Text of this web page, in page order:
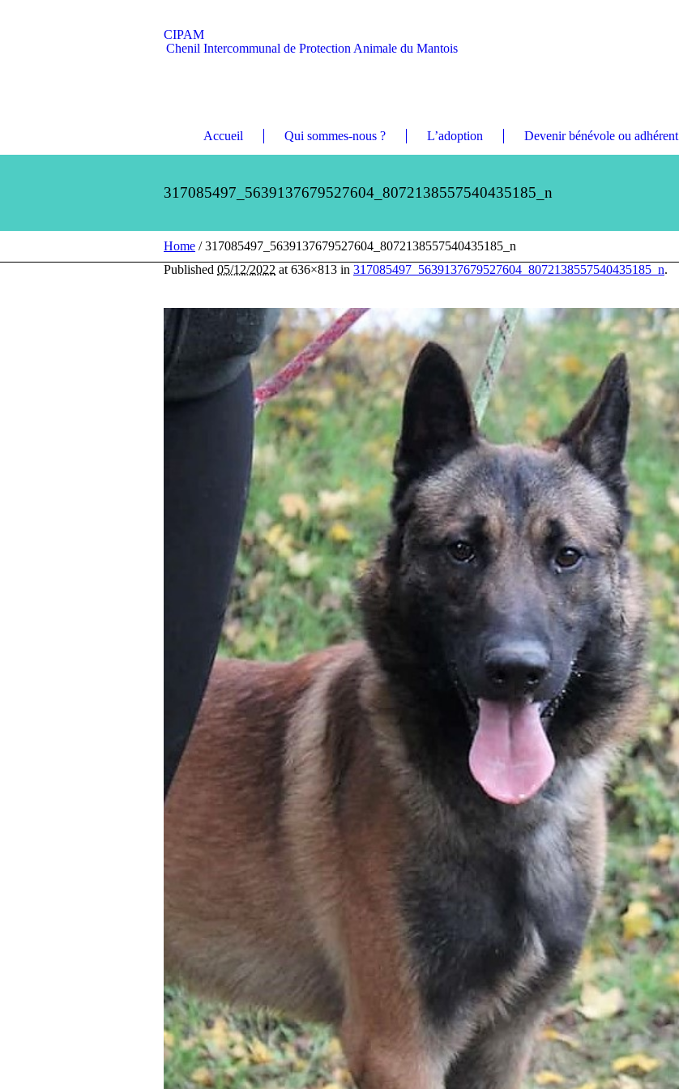
CIPAM
Chenil Intercommunal de Protection Animale du Mantois
Accueil Qui sommes-nous ? L’adoption Devenir bénévole ou adhérent
317085497_5639137679527604_8072138557540435185_n
Home /317085497_5639137679527604_8072138557540435185_n
Published 05/12/2022 at 636×813 in 317085497_5639137679527604_8072138557540435185_n.